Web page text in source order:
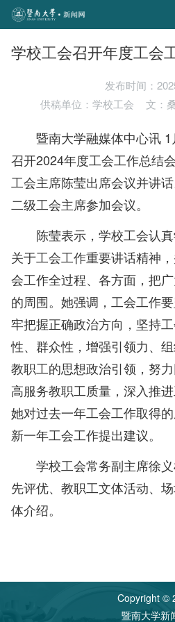
学校工会召开年度工会
发布时间：
供稿单位：学校工会
文：
暨南大学融媒体中心讯
召开2024年度工会工作总结
工会主席陈莹出席会议并讲
二级工会主席参加会议。
陈莹表示，学校工会认
关于工会工作重要讲话精神
会工作全过程、各方面，把
的周围。她强调，工会工作
牢把握正确政治方向，坚持
性、群众性，增强引领力、
教职工的思想政治引领，努
高服务教职工质量，深入推
她对过去一年工会工作取得
新一年工会工作提出建议。
学校工会常务副主席徐
先评优、教职工文体活动、
体介绍。
Copyright ©
暨南大学新